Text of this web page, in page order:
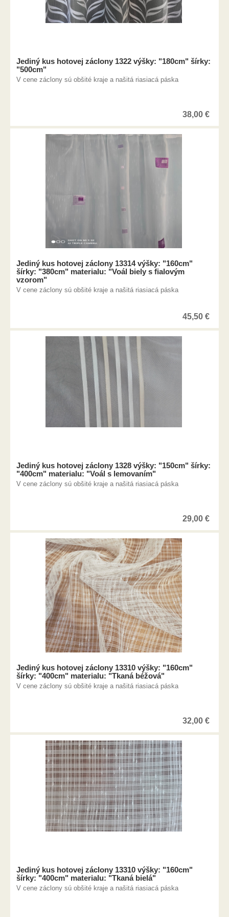
Jediný kus hotovej záclony 1322 výšky: "180cm" šírky:
"500cm"
V cene záclony sú obšité kraje a našitá riasiacá páska
38,00 €
Jediný kus hotovej záclony 13314 výšky: "160cm"
šírky: "380cm" materialu: "Voál biely s fialovým
vzorom"
V cene záclony sú obšité kraje a našitá riasiacá páska
45,50 €
Jediný kus hotovej záclony 1328 výšky: "150cm" šírky:
"400cm" materialu: "Voál s lemovaním"
V cene záclony sú obšité kraje a našitá riasiacá páska
29,00 €
Jediný kus hotovej záclony 13310 výšky: "160cm"
šírky: "400cm" materialu: "Tkaná béžová"
V cene záclony sú obšité kraje a našitá riasiacá páska
32,00 €
Jediný kus hotovej záclony 13310 výšky: "160cm"
šírky: "400cm" materialu: "Tkaná bielá"
V cene záclony sú obšité kraje a našitá riasiacá páska